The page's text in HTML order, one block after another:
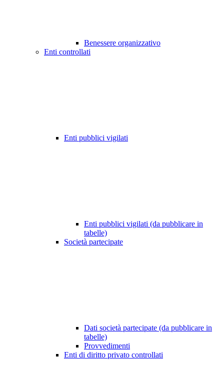
Benessere organizzativo
Enti controllati
Enti pubblici vigilati
Enti pubblici vigilati (da pubblicare in
tabelle)
Società partecipate
Dati società partecipate (da pubblicare in
tabelle)
Provvedimenti
Enti di diritto privato controllati